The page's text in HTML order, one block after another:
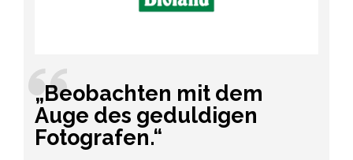
„Beobachten mit dem
Auge des geduldigen
Fotografen.“